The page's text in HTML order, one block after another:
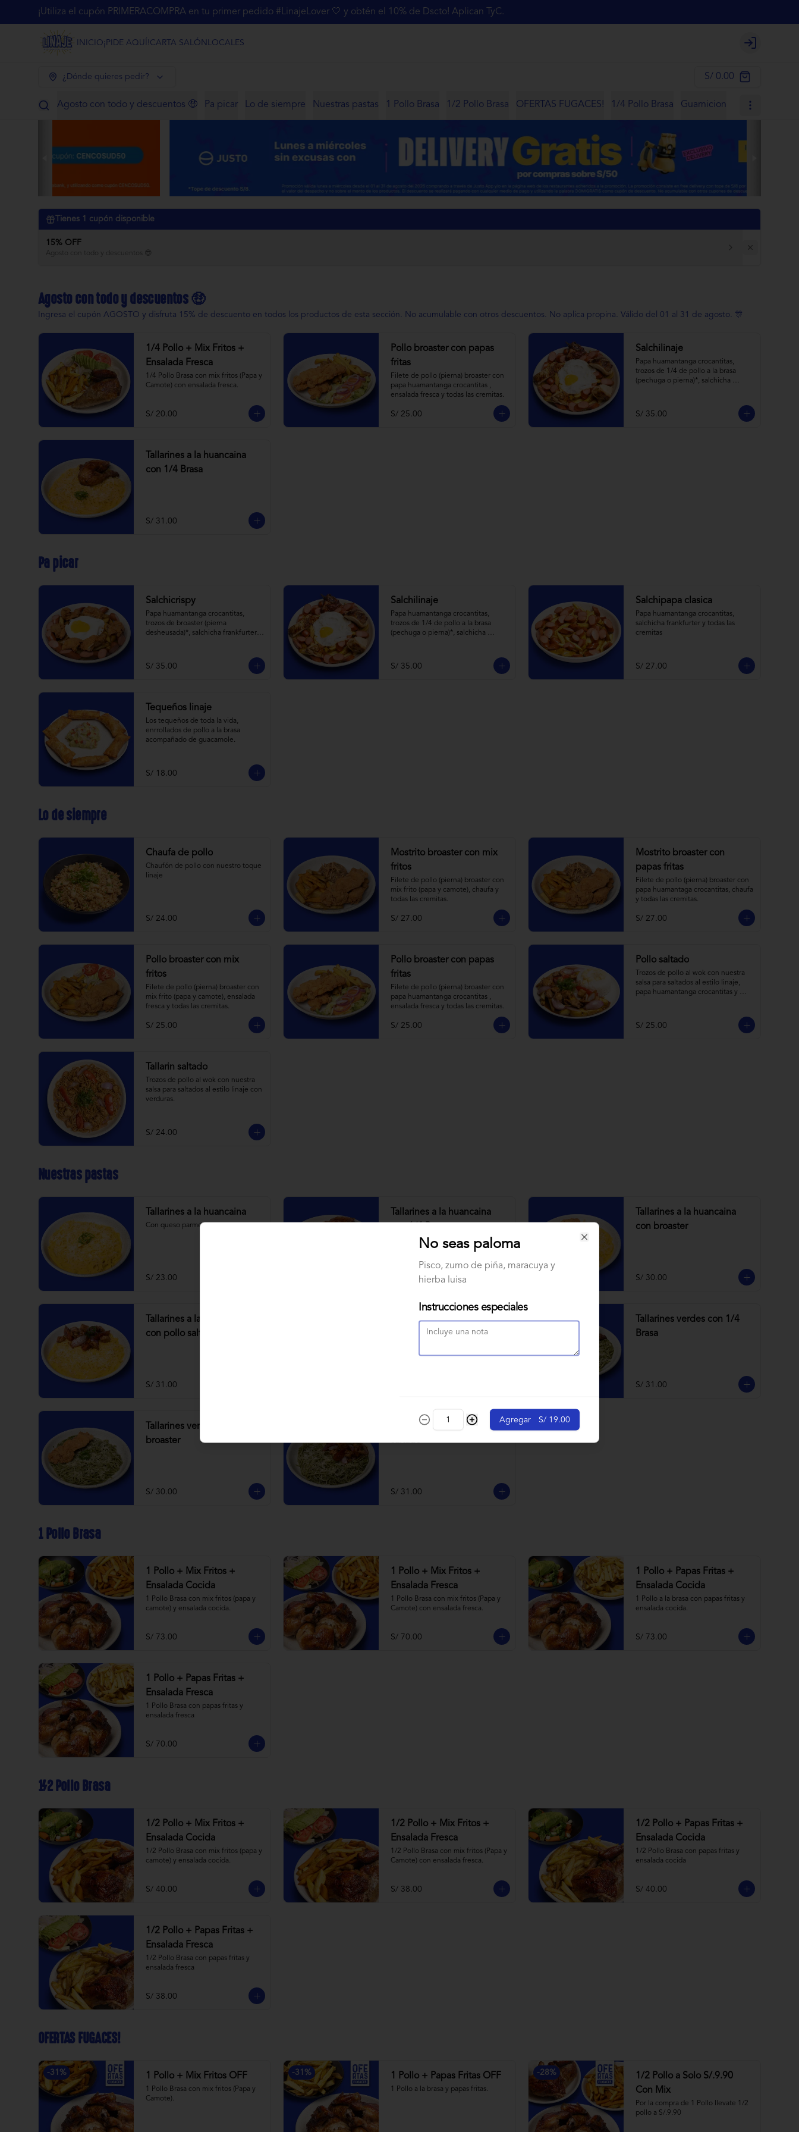
¡Utiliza el cupón PRIMERACOMPRA en tu primer pedido #LinajeLover 🤍 y obtén el 10% de Dscto! Aplican TyC.
INICIO¡PIDE AQUÍ! CARTA SALÓN LOCALES
Login
¿Dónde quieres pedir? S/ 0.00
Agosto con todo y descuentos 🤑 Pa picar Lo de siempre Nuestras pastas 1 Pollo Brasa 1/2 Pollo Brasa OFERTAS FUGACES! 1/4 Pollo Brasa Guarnicion Ensalada
Tienes 1 cupón disponible
15% OFF
Agosto con todo y descuentos 😎
Agosto con todo y descuentos 🤑
Ingresa el cupón AGOSTO y disfruta 15% de descuento en todos los productos de esta sección. No acumulable con otros descuentos. No aplica propina. Válido del 01 al 31 de agosto. 🎊
1/4 Pollo + Mix Fritos +
Ensalada Fresca
1/4 Pollo Brasa con mix fritos (Papa y
Camote) con ensalada fresca.
S/ 20.00
Pollo broaster con papas
fritas
Filete de pollo (pierna) broaster con
papa huamantanga crocantitas ,
ensalada fresca y todas las cremitas.
S/ 25.00
Salchilinaje
Papa huamantanga crocantitas,
trozos de 1/4 de pollo a la brasa
(pechuga o pierna)*, salchicha
*el trozo de 1/4 de pollo a brasa
pechuga o pierna es sujeta a stock.
S/ 35.00
Tallarines a la huancaina
con 1/4 Brasa
S/ 31.00
Pa picar
Salchicrispy
Papa huamantanga crocantitas,
trozos de broaster (pierna
desheusada)*, salchicha frankfurter,
S/ 35.00
Salchilinaje
Papa huamantanga crocantitas,
trozos de 1/4 de pollo a la brasa
(pechuga o pierna)*, salchicha
*el trozo de 1/4 de pollo a brasa
pechuga o pierna es sujeta a stock.
S/ 35.00
Salchipapa clasica
Papa huamantanga crocantitas,
salchicha frankfurter y todas las
cremitas
S/ 27.00
Tequeños linaje
Los tequeños de toda la vida,
enrrollados de pollo a la brasa
acompañado de guacamole.
S/ 18.00
Lo de siempre
Chaufa de pollo
Chaufón de pollo con nuestro toque
linaje
S/ 24.00
Mostrito broaster con mix
fritos
Filete de pollo (pierna) broaster con
mix frito (papa y camote), chaufa y
todas las cremitas.
S/ 27.00
Mostrito broaster con
papas fritas
Filete de pollo (pierna) broaster con
papa huamantaga crocantitas, chaufa
y todas las cremitas.
S/ 27.00
Pollo broaster con mix
fritos
Filete de pollo (pierna) broaster con
mix frito (papa y camote), ensalada
fresca y todas las cremitas.
S/ 25.00
Pollo broaster con papas
fritas
Filete de pollo (pierna) broaster con
papa huamantanga crocantitas ,
ensalada fresca y todas las cremitas.
S/ 25.00
Pollo saltado
Trozos de pollo al wok con nuestra
salsa para saltados al estilo linaje,
papa huamantanga crocantitas y
S/ 25.00
Tallarin saltado
Trozos de pollo al wok con nuestra
salsa para saltados al estilo linaje con
verduras.
S/ 24.00
Nuestras pastas
Tallarines a la huancaina
Con queso parmesano
S/ 23.00
Tallarines a la huancaina
S/ 31.00
Tallarines a la huancaina
con broaster
S/ 30.00
Tallarines a la huancaina
con pollo saltado
S/ 31.00
Tallarines verdes
Con queso parmesano
Tallarines verdes con 1/4
Brasa
S/ 31.00
Tallarines verdes con
broaster
S/ 30.00
Tallarines verdes con pollo
saltado
S/ 31.00
1 Pollo Brasa
1 Pollo + Mix Fritos +
Ensalada Cocida
1 Pollo Brasa con mix fritos (papa y
camote) y ensalada cocida.
S/ 73.00
1 Pollo + Mix Fritos +
Ensalada Fresca
1 Pollo Brasa con mix fritos (Papa y
Camote) con ensalada fresca.
S/ 70.00
1 Pollo + Papas Fritas +
Ensalada Cocida
1 Pollo a la brasa con papas fritas y
ensalada cocida.
S/ 73.00
1 Pollo + Papas Fritas +
Ensalada Fresca
1 Pollo Brasa con papas fritas y
ensalada fresca
S/ 70.00
1/2 Pollo Brasa
1/2 Pollo + Mix Fritos +
Ensalada Cocida
1/2 Pollo Brasa con mix fritos (papa y
camote) y ensalada cocida.
S/ 40.00
1/2 Pollo + Mix Fritos +
Ensalada Fresca
1/2 Pollo Brasa con mix fritos (Papa y
Camote) con ensalada fresca.
S/ 38.00
1/2 Pollo + Papas Fritas +
Ensalada Cocida
1/2 Pollo Brasa con papas fritas y
ensalada cocida
S/ 40.00
1/2 Pollo + Papas Fritas +
Ensalada Fresca
1/2 Pollo Brasa con papas fritas y
ensalada fresca
S/ 38.00
OFERTAS FUGACES!
-31 % 1 Pollo + Mix Fritos OFF
1 Pollo Brasa con mix fritos (Papa y
Camote).
-31 % 1 Pollo + Papas Fritas OFF
1 Pollo a la brasa y papas fritas.
-28%
1/2 Pollo a Solo S/.9.90
Con Mix
Por la compra de 1 Pollo llevate 1/2
pollo a S/.9.90
No seas paloma
Pisco, zumo de piña, maracuya y
hierba luisa
Instrucciones especiales
Agregar S/ 19.00